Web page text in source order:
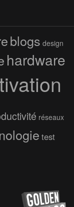
blogs design
hardware
réseaux
test